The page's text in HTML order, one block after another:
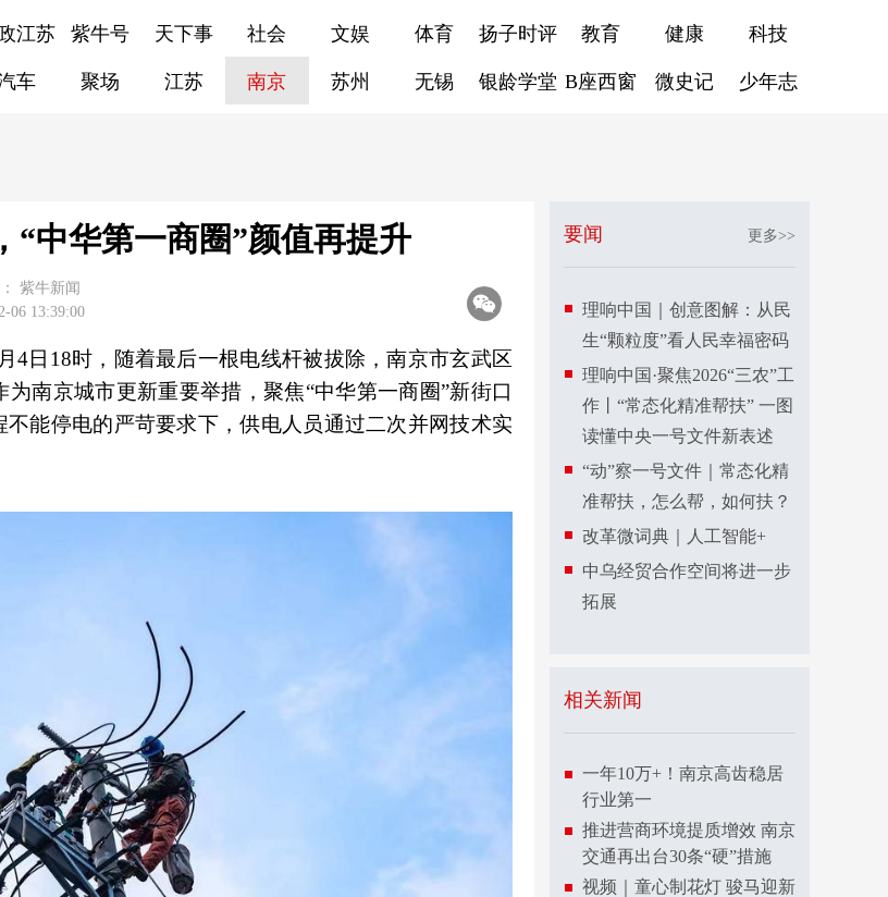
江苏 紫牛号 天下事 社会 文娱 体育 扬子时评 教育 健康 科技
车 聚场 江苏 南京 苏州 无锡 银龄学堂 B座西窗 微史记 少年志
“中华第一商圈”颜值再提升
紫牛新闻
06 13:39:00
4日18时，随着最后一根电线杆被拔除，南京市玄武区
南京城市更新重要举措，聚焦“中华第一商圈”新街口
能停电的严苛要求下，供电人员通过二次并网技术实
要闻 更多>>
理响中国｜创意图解：从民
生“颗粒度”看人民幸福密码
理响中国·聚焦2026“三农”工
作丨“常态化精准帮扶” 一图
读懂中央一号文件新表述
“动”察一号文件｜常态化精
准帮扶，怎么帮，如何扶？
改革微词典｜人工智能+
中乌经贸合作空间将进一步
拓展
相关新闻
一年10万+！南京高齿稳居
行业第一
推进营商环境提质增效 南京
交通再出台30条“硬”措施
视频｜童心制花灯 骏马迎新